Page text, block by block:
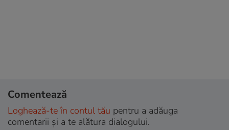
Comentează
Loghează-te în contul tău pentru a adăuga
comentarii și a te alătura dialogului.